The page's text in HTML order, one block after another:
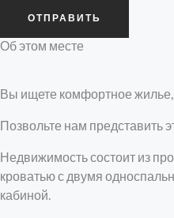
ОТПРАВИТЬ
Об этом месте
Вы ищете комфортное
Позвольте нам представить
Недвижимость состоит из
кроватью с двумя
кабиной.